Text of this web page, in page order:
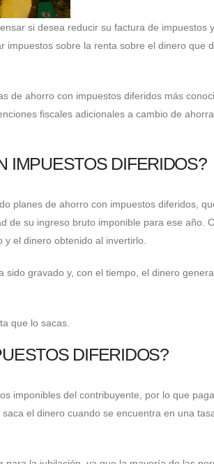
si desea reducir su factura de impuestos y
sobre la renta sobre el dinero que
de ahorro con impuestos diferidos más
fiscales adicionales a cambio de
IMPUESTOS DIFERIDOS?
planes de ahorro con impuestos diferidos,
de su ingreso bruto imponible para ese año.
el dinero obtenido al invertirlo.
sido gravado y, con el tiempo, el dinero genera
que lo sacas.
DIFERIDOS?
imponibles del contribuyente, por lo que
el dinero cuando se encuentra en una